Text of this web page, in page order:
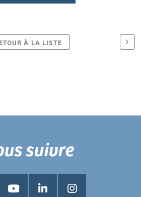
À LA LISTE
suivre